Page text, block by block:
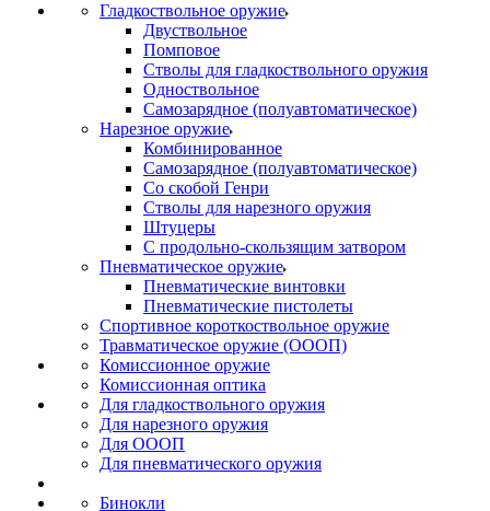
Гладкоствольное оружие
Двуствольное
Помповое
Стволы для гладкоствольного оружия
Одноствольное
Самозарядное (полуавтоматическое)
Нарезное оружие
Комбинированное
Самозарядное (полуавтоматическое)
Со скобой Генри
Стволы для нарезного оружия
Штуцеры
С продольно-скользящим затвором
Пневматическое оружие
Пневматические винтовки
Пневматические пистолеты
Спортивное короткоствольное оружие
Травматическое оружие (ОООП)
Комиссионное оружие
Комиссионная оптика
Для гладкоствольного оружия
Для нарезного оружия
Для ОООП
Для пневматического оружия
Бинокли